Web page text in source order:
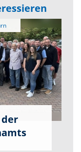
der